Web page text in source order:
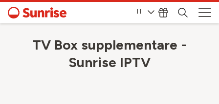
IT
TV Box supplementare -
Sunrise IPTV